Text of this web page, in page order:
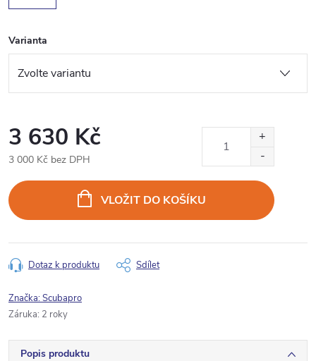
Varianta
3 630 Kč
3 000 Kč bez DPH
cena:
VLOŽIT DO KOŠÍKU
Dotaz k produktu Sdílet
Značka:Scubapro
Záruka: 2 roky
Popis produktu